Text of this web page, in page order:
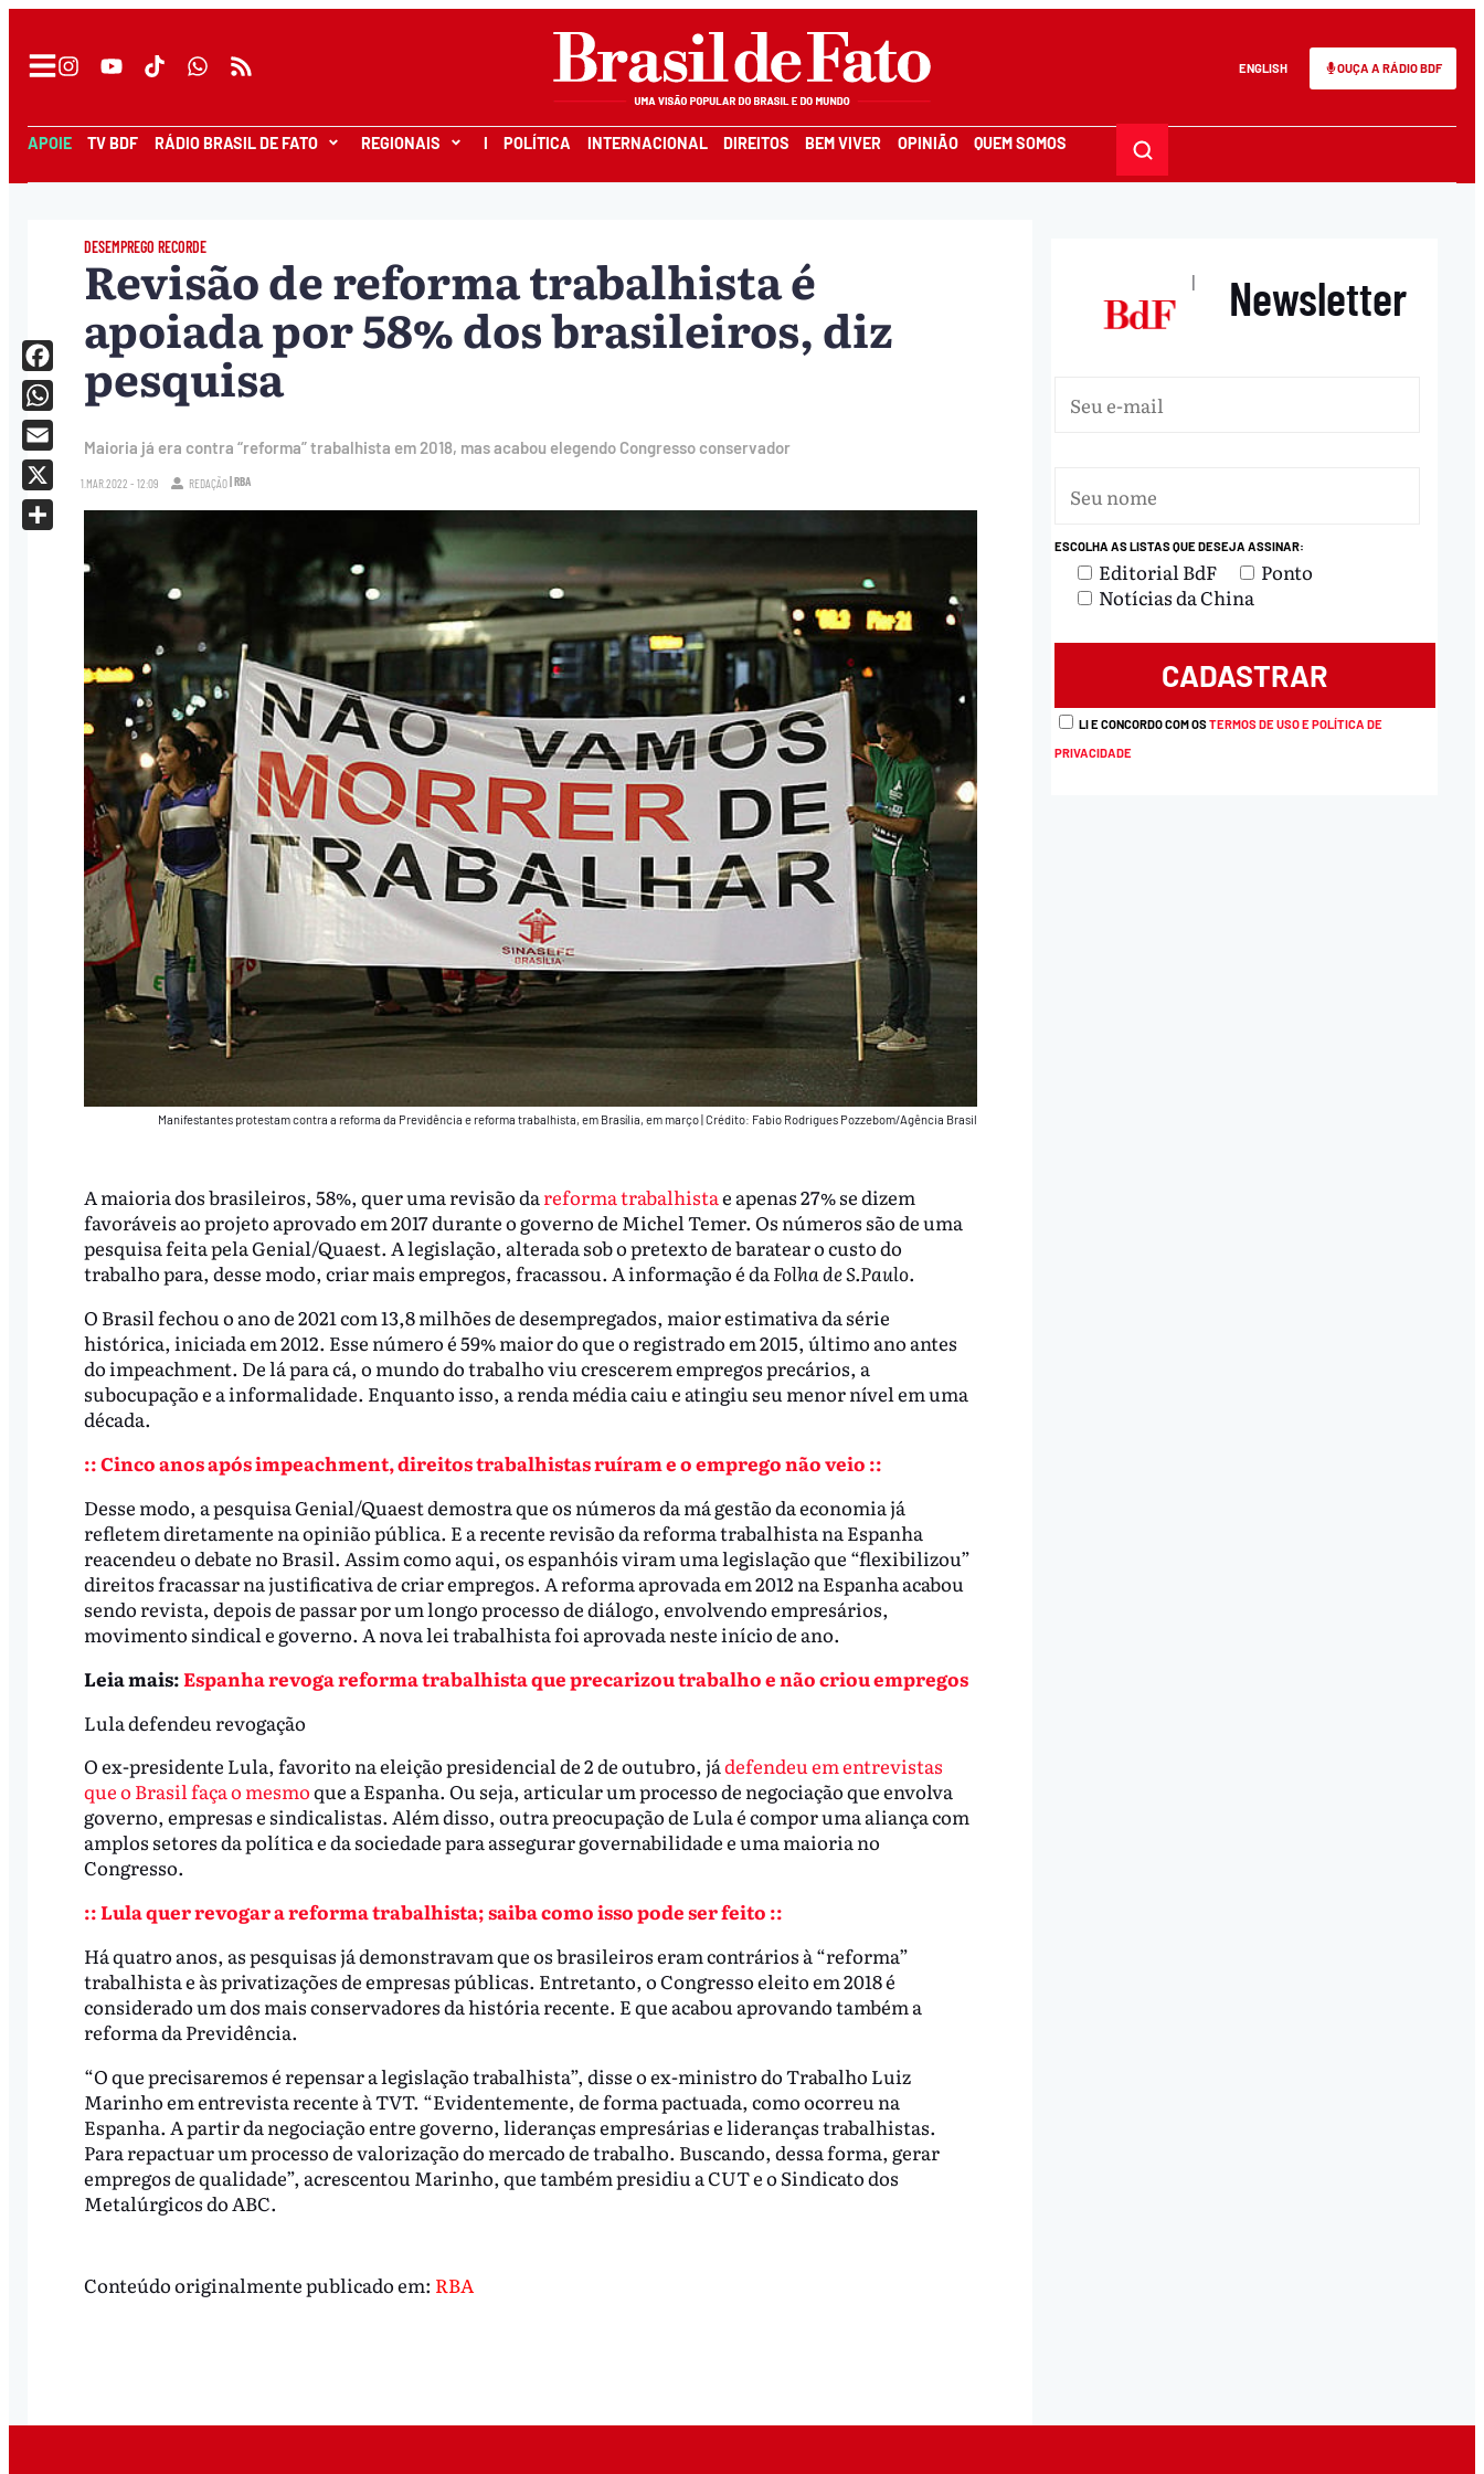
ENGLISH OUÇA A RÁDIO BDF
APOIE TV BDF RÁDIO BRASIL DE FATO REGIONAIS I POLÍTICA INTERNACIONAL DIREITOS BEM VIVER OPINIÃO QUEM SOMOS
DESEMPREGO RECORDE
Revisão de reforma trabalhista é
apoiada por 58% dos brasileiros, diz
pesquisa
Maioria já era contra “reforma” trabalhista em 2018, mas acabou elegendo Congresso conservador
1.MAR.2022 - 12:09 REDAÇÃO| RBA
Manifestantes protestam contra a reforma da Previdência e reforma trabalhista, em Brasília, em março|Crédito: Fabio Rodrigues Pozzebom/Agência Brasil
A maioria dos brasileiros, 58%, quer uma revisão dareforma trabalhistae apenas 27% se dizem
favoráveis ao projeto aprovado em 2017 durante o governo de Michel Temer. Os números são de uma
pesquisa feita pela Genial/Quaest. A legislação, alterada sob o pretexto de baratear o custo do
trabalho para, desse modo, criar mais empregos, fracassou. A informação é daFolha de S.Paulo.
O Brasil fechou o ano de 2021 com 13,8 milhões de desempregados, maior estimativa da série
histórica, iniciada em 2012. Esse número é 59% maior do que o registrado em 2015, último ano antes
do impeachment. De lá para cá, o mundo do trabalho viu crescerem empregos precários, a
subocupação e a informalidade. Enquanto isso, a renda média caiu e atingiu seu menor nível em uma
década.
:: Cinco anos após impeachment, direitos trabalhistas ruíram e o emprego não veio ::
Desse modo, a pesquisa Genial/Quaest demostra que os números da má gestão da economia já
refletem diretamente na opinião pública. E a recente revisão da reforma trabalhista na Espanha
reacendeu o debate no Brasil. Assim como aqui, os espanhóis viram uma legislação que “flexibilizou”
direitos fracassar na justificativa de criar empregos. A reforma aprovada em 2012 na Espanha acabou
sendo revista, depois de passar por um longo processo de diálogo, envolvendo empresários,
movimento sindical e governo. A nova lei trabalhista foi aprovada neste início de ano.
Leia mais:Espanha revoga reforma trabalhista que precarizou trabalho e não criou empregos
Lula defendeu revogação
O ex-presidente Lula, favorito na eleição presidencial de 2 de outubro, jádefendeu em entrevistas
que o Brasil faça o mesmoque a Espanha. Ou seja, articular um processo de negociação que envolva
governo, empresas e sindicalistas. Além disso, outra preocupação de Lula é compor uma aliança com
amplos setores da política e da sociedade para assegurar governabilidade e uma maioria no
Congresso.
:: Lula quer revogar a reforma trabalhista; saiba como isso pode ser feito ::
Há quatro anos, as pesquisas já demonstravam que os brasileiros eram contrários à “reforma”
trabalhista e às privatizações de empresas públicas. Entretanto, o Congresso eleito em 2018 é
considerado um dos mais conservadores da história recente. E que acabou aprovando também a
reforma da Previdência.
“O que precisaremos é repensar a legislação trabalhista”, disse o ex-ministro do Trabalho Luiz
Marinho em entrevista recente à TVT. “Evidentemente, de forma pactuada, como ocorreu na
Espanha. A partir da negociação entre governo, lideranças empresárias e lideranças trabalhistas.
Para repactuar um processo de valorização do mercado de trabalho. Buscando, dessa forma, gerar
empregos de qualidade”, acrescentou Marinho, que também presidiu a CUT e o Sindicato dos
Metalúrgicos do ABC.
Facebook
WhatsApp
Email
X
Conteúdo originalmente publicado em: RBA
| Newsletter
ESCOLHA AS LISTAS QUE DESEJA ASSINAR:
Editorial BdF
Ponto
Notícias da China
LI E CONCORDO COM OSTERMOS DE USO E POLÍTICA DE
PRIVACIDADE